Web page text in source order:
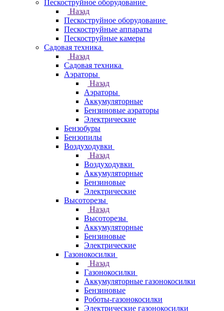
Пескоструйное оборудование
Назад
Пескоструйное оборудование
Пескоструйные аппараты
Пескоструйные камеры
Садовая техника
Назад
Садовая техника
Аэраторы
Назад
Аэраторы
Аккумуляторные
Бензиновые аэраторы
Электрические
Бензобуры
Бензопилы
Воздуходувки
Назад
Воздуходувки
Аккумуляторные
Бензиновые
Электрические
Высоторезы
Назад
Высоторезы
Аккумуляторные
Бензиновые
Электрические
Газонокосилки
Назад
Газонокосилки
Аккумуляторные газонокосилки
Бензиновые
Роботы-газонокосилки
Электрические газонокосилки